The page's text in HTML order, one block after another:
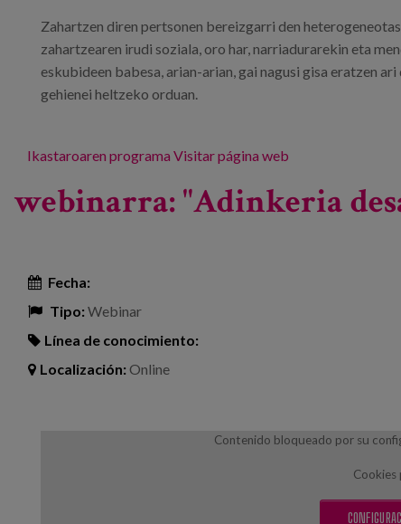
Zahartzen diren pertsonen bereizgarri den
zahartzearen irudi soziala, oro har, narriadurarekin eta
eskubideen babesa, arian-arian, gai nagusi gisa eratzen
gehienei heltzeko orduan.
Ikastaroaren programa Visitar página web
webinarra: "Adinkeria
Fecha:
Tipo:Webinar
Línea de conocimiento:
Localización:Online
Contenido bloqueado por su